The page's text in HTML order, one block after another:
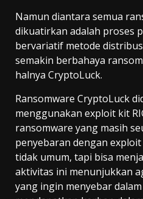
Namun diantara semua
dikuatirkan adalah proses
bervariatif metode
semakin berbahaya
halnya CryptoLuck.
Ransomware CryptoLuck
menggunakan exploit kit
ransomware yang masih
penyebaran dengan
tidak umum, tapi bisa
aktivitas ini menunjukkan
yang ingin menyebar